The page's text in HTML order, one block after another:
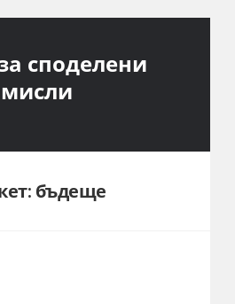
споделени
мисли
бъдеще